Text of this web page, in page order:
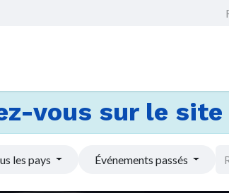
vous sur le site
les pays Événements passés